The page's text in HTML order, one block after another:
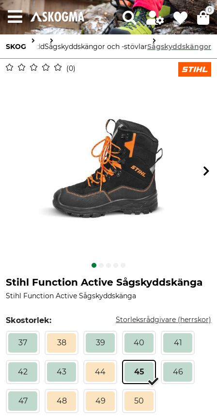
0
SKOG
ArbetsskyddSågskyddskängor och -stövlarSågskyddskängor
0
Stihl Function Active Sågskyddskänga
Stihl Function Active Sågskyddskänga
Skostorlek: Storleksrådgivare (herrskor)
37 38 39 40 41
42 43 44 45 46
47 48 49 50